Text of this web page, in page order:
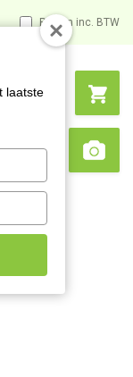
Prijzen inc. BTW
Search
laatste